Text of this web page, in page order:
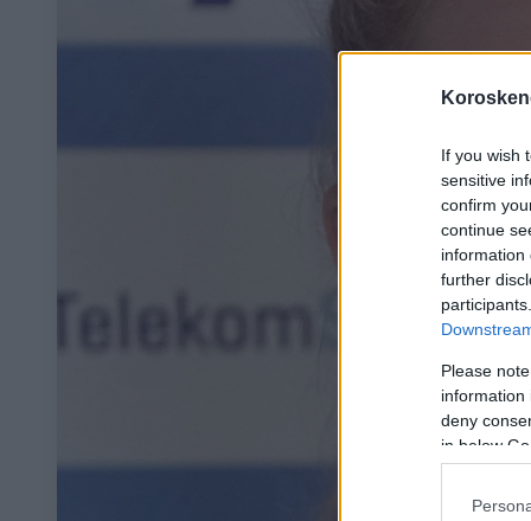
If you wish
sensitive
confirm
continue
information
further
Please
information
deny
in below